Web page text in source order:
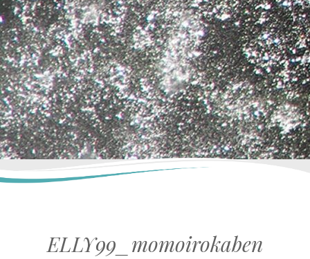
ELLY99_momoirokaben